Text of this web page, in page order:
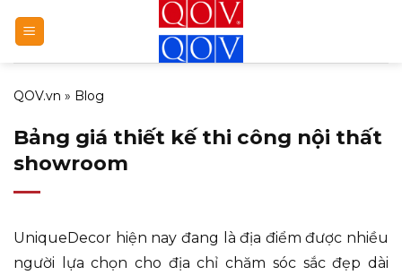
qua
nội
dung
QOV.vn » Blog
Bảng giá thiết kế thi công nội thất
showroom
UniqueDecor hiện nay đang là địa điểm được nhiều
người lựa chọn cho địa chỉ chăm sóc sắc đẹp dài